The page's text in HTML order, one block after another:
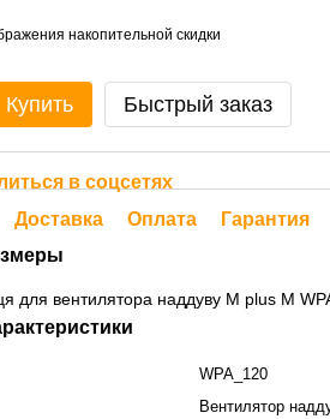
накопительной скидки
Купить Быстрый заказ
в соцсетях
Доставка Оплата Гарантия
WPA_120
Вентилятор